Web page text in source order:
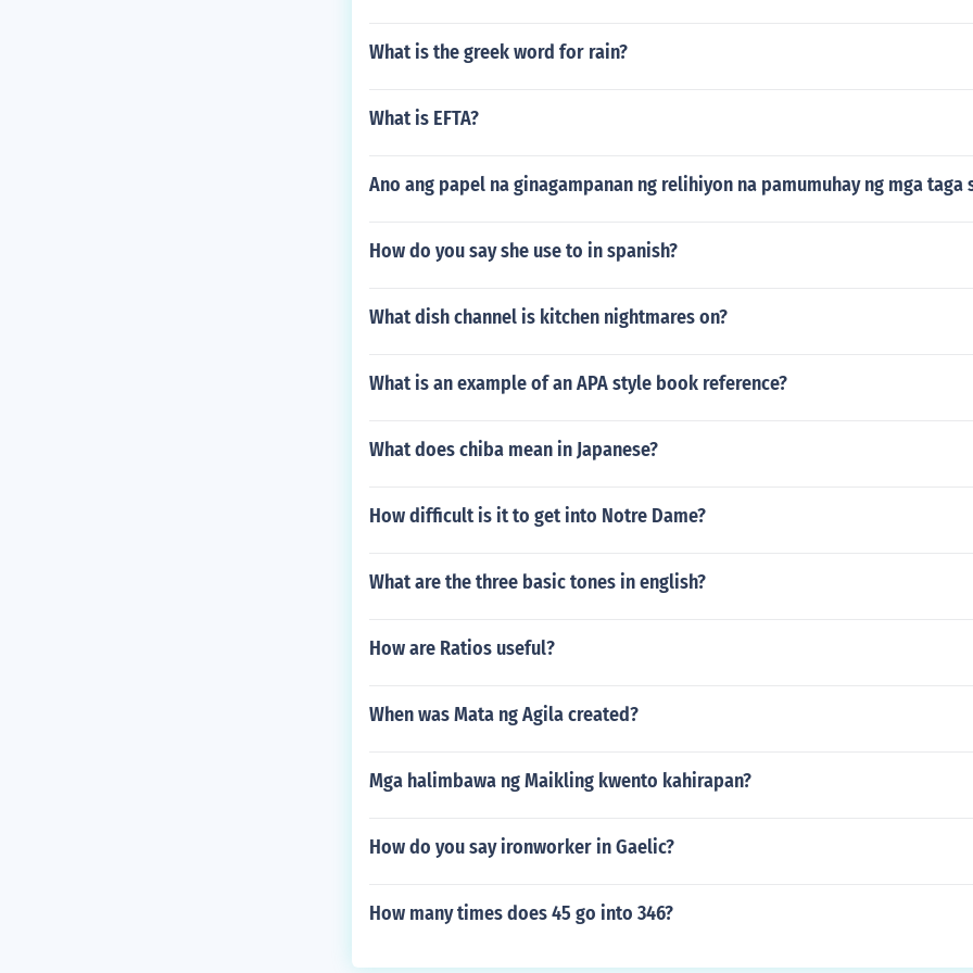
What is the greek word for rain?
What is EFTA?
Ano ang papel na ginagampanan ng relihiyon na pamumuhay ng mga taga
How do you say she use to in spanish?
What dish channel is kitchen nightmares on?
What is an example of an APA style book reference?
What does chiba mean in Japanese?
How difficult is it to get into Notre Dame?
What are the three basic tones in english?
How are Ratios useful?
When was Mata ng Agila created?
Mga halimbawa ng Maikling kwento kahirapan?
How do you say ironworker in Gaelic?
How many times does 45 go into 346?